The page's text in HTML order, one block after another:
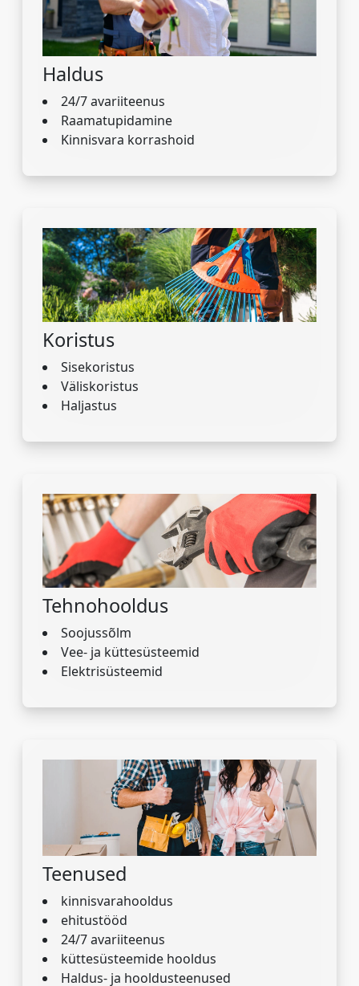
Haldus
24/7 avariiteenus
Raamatupidamine
Kinnisvara korrashoid
Koristus
Sisekoristus
Väliskoristus
Haljastus
Tehnohooldus
Soojussõlm
Vee- ja küttesüsteemid
Elektrisüsteemid
Teenused
kinnisvarahooldus
ehitustööd
24/7 avariiteenus
küttesüsteemide hooldus
Haldus- ja hooldusteenused